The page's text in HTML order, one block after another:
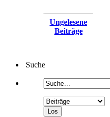
Ungelesene
Beiträge
Suche